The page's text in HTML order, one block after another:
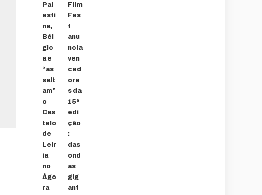
Pal
esti
na,
Bél
gic
a e
“as
salt
am”
o
Cas
telo
de
Leir
ia
no
Ágo
ra
Film
Fes
t
anu
ncia
ven
ced
ore
s da
15ª
edi
ção
:
das
ond
as
gig
ant